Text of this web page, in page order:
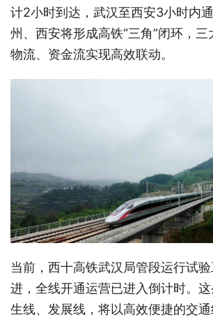
计2小时到达，武汉至西安3小时内
州、西安将形成高铁“三角”闭环，三
物流、资金流实现高效联动。
当前，西十高铁武汉局管段运行试
进，全线开通运营已进入倒计时。
生线、发展线，将以高效便捷的交